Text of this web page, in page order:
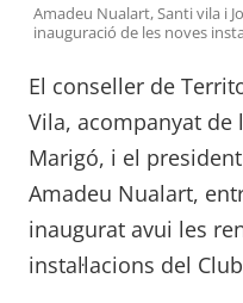
Amadeu Nualart, Santi vila i
inauguració de les noves
El conseller de
Vila, acompanyat de
Marigó, i el
Amadeu Nualart,
inaugurat avui les
instal·lacions del